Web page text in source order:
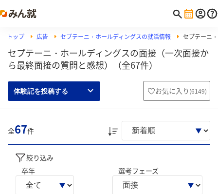
トップ 広告 セプテーニ・ホールディングスの就活情報 セプテーニ
セプテーニ・ホールディングスの面接（一次面接か
ら最終面接の質問と感想）（全67件）
体験記を投稿する お気に入り (6149)
全67件
絞り込み
卒年
選考フェーズ